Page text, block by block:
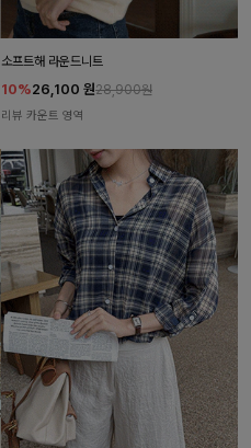
소프트해 라운드니트
10%26,100 원28,900원
리뷰 카운트 영역